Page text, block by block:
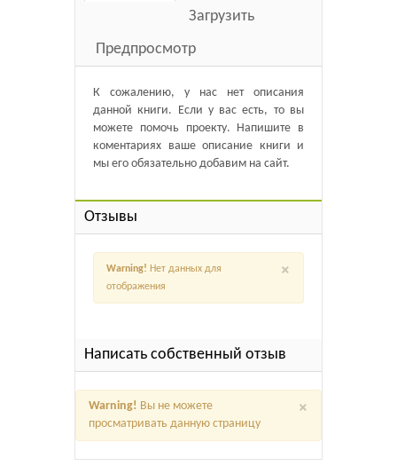
Загрузить
Предпросмотр
К сожалению, у нас нет описания
данной книги. Если у вас есть, то вы
можете помочь проекту. Напишите в
коментариях ваше описание книги и
мы его обязательно добавим на сайт.
Отзывы
×
Warning! Нет данных для
отображения
Написать собственный отзыв
×
Warning! Вы не можете
просматривать данную страницу